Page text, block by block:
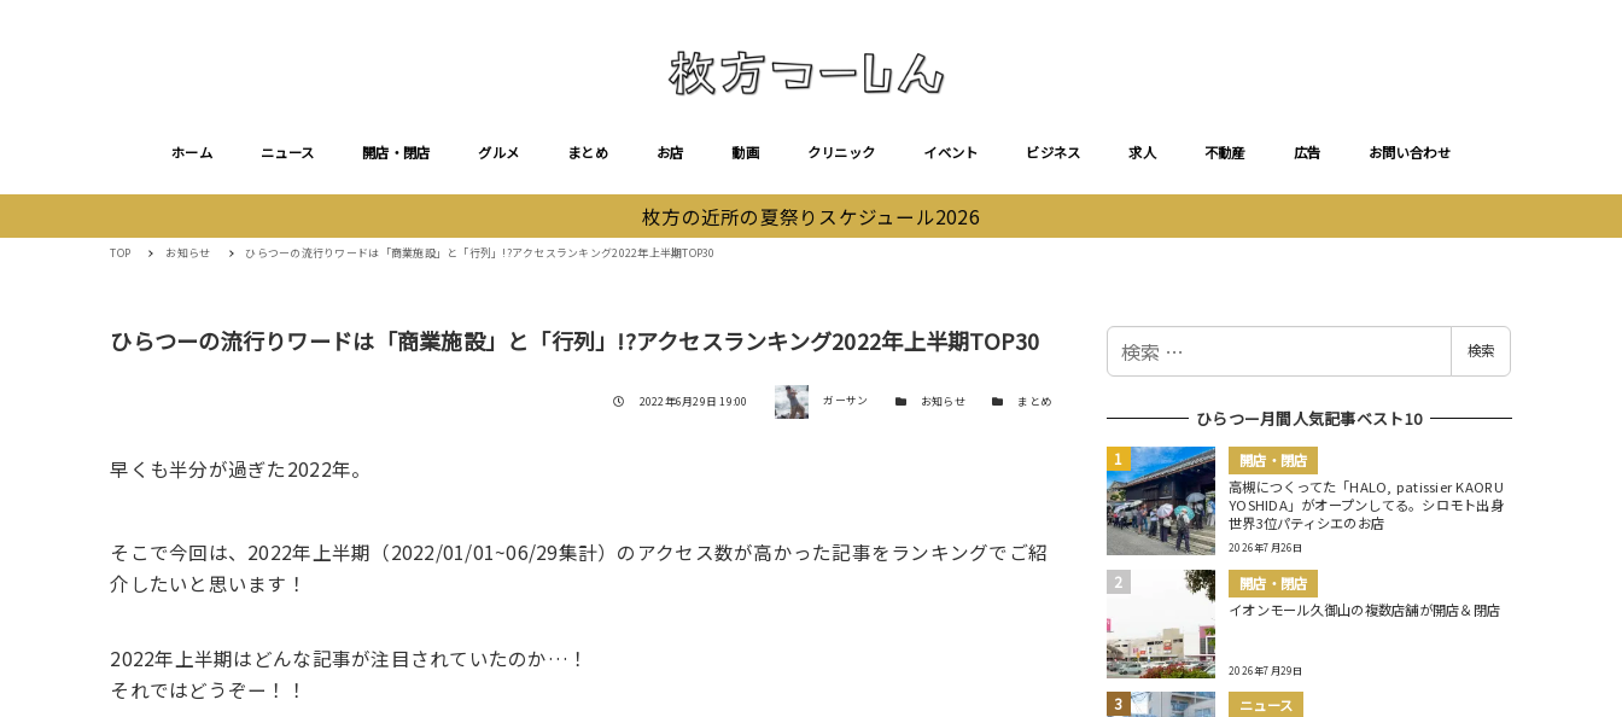
ホーム ニュース 開店・閉店 グルメ まとめ お店 動画 クリニック イベント ビジネス 求人 不動産 広告 お問い合わせ
枚方の近所の夏祭りスケジュール2026
TOP お知らせ ひらつーの流行りワードは「商業施設」と「行列」!?アクセスランキング2022年上半期TOP30
ひらつーの流行りワードは「商業施設」と「行列」!?アクセスランキング2022年上半期TOP30
投稿日
2022年6月29日 19:00 著者 ガーサン カテゴリー
お知らせ カテゴリー
まとめ
早くも半分が過ぎた2022年。
そこで今回は、2022年上半期（2022/01/01~06/29集計）のアクセス数が高かった記事をランキングでご紹
介したいと思います！
2022年上半期はどんな記事が注目されていたのか…！
それではどうぞー！！
検
検索
ひらつー月間人気記事ベスト10
開店・閉店
高槻につくってた「HALO, patissier KAORU
YOSHIDA」がオープンしてる。シロモト出身
世界3位パティシエのお店
2026年7月26日
開店・閉店
イオンモール久御山の複数店舗が開店＆閉店
2026年7月29日
ニュース